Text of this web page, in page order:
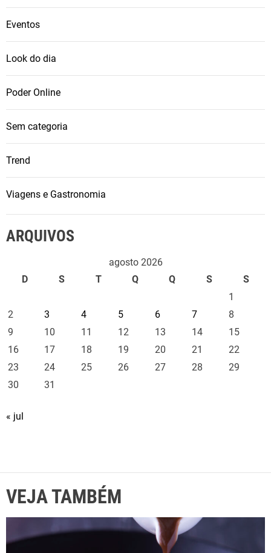
Eventos
Look do dia
Poder Online
Sem categoria
Trend
Viagens e Gastronomia
ARQUIVOS
agosto 2026
D
S T Q Q S
S
1
2
3 4 5 6 7
8
9
10 11 12 13 14
15
16
17 18 19 20 21
22
23
24 25 26 27 28
29
30
31
« jul
VEJA TAMBÉM